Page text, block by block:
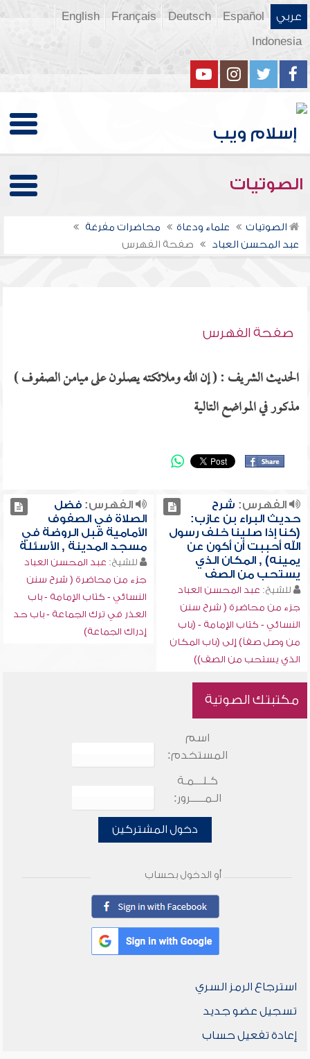
عربي Español
Deutsch
Français
English
Indonesia
الصوتيات
الصوتيات علماء ودعاة
محاضرات مفرغة
عبد المحسن العباد
صفحة الفهرس
صفحة الفهرس
الحديث الشريف : ( إن الله وملائكته يصلون على ميامن الصفوف )
مذكور في المواضع التالية
الفهرس: شرح
حديث البراء بن عازب:
(كنا إذا صلينا خلف رسول
الله أحببت أن أكون عن
يمينه) , المكان الذي
يستحب من الصف
للشيخ: عبد المحسن العباد
جزء من محاضرة ( شرح سنن
النسائي - كتاب الإمامة - (باب
من وصل صفاً) إلى (باب المكان
الذي يستحب من الصف))
الفهرس:فضل
الصلاة في الصفوف
الأمامية قبل الروضة في
مسجد المدينة , الأسئلة
للشيخ: عبد المحسن العباد
جزء من محاضرة ( شرح سنن
النسائي - كتاب الإمامة - باب
العذر في ترك الجماعة - باب حد
إدراك الجماعة)
مكتبتك الصوتية
اسم
المستخدم:
كـلـــمـة
الـمـــــرور:
دخول المشتركين
أو الدخول بحساب
استرجاع الرمز السري
تسجيل عضو جديد
إعادة تفعيل حساب